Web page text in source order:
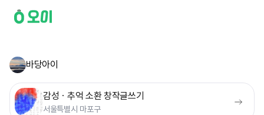
바당아이
감성ㆍ추억 소환 창작글쓰기
서울특별시 마포구